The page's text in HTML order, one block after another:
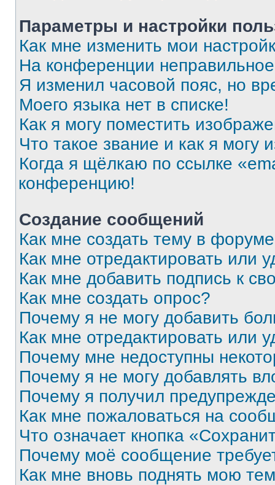
Параметры и настройки
Как мне изменить мои
На конференции
Я изменил часовой пояс, но
Моего языка нет в списке!
Как я могу поместить
Что такое звание и как я могу
Когда я щёлкаю по ссылке
конференцию!
Создание сообщений
Как мне создать тему в
Как мне отредактировать или
Как мне добавить подпись к
Как мне создать опрос?
Почему я не могу добавить
Как мне отредактировать или
Почему мне недоступны
Почему я не могу добавлять
Почему я получил
Как мне пожаловаться на
Что означает кнопка
Почему моё сообщение
Как мне вновь поднять мою